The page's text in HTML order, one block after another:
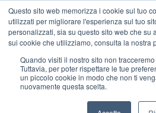
Questo sito web memorizza i cookie sul tuo
utilizzati per migliorare l'esperienza sul tuo
personalizzati, sia su questo sito web che su
sui cookie che utilizziamo, consulta la nostra
Quando visiti il ​​nostro sito non
Tuttavia, per poter rispettare le tue
un piccolo cookie in modo che non ti
nuovamente questa scelta.